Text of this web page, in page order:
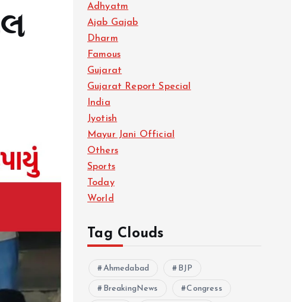
Adhyatm
Ajab Gajab
Dharm
Famous
Gujarat
Gujarat Report Special
India
Jyotish
Mayur Jani Official
Others
Sports
Today
World
Tag Clouds
Ahmedabad BJP
BreakingNews Congress